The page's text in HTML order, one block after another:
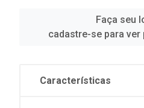
Faça seu
cadastre-se para
Características